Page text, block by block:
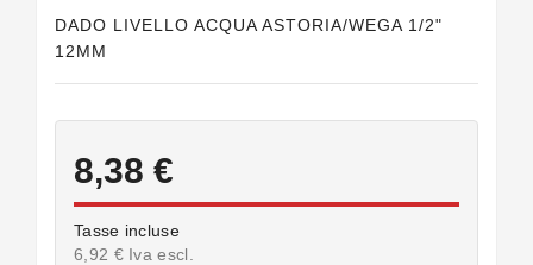
DADO LIVELLO ACQUA ASTORIA/WEGA 1/2"
12MM
8,38 €
Tasse incluse
6,92 € Iva escl.